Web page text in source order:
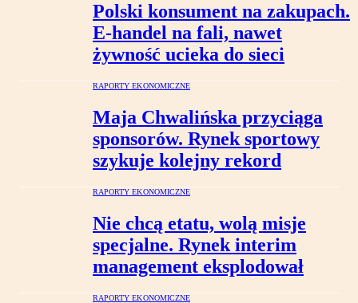
Polski konsument na zakupach.
E-handel na fali, nawet
żywność ucieka do sieci
RAPORTY EKONOMICZNE
Maja Chwalińska przyciąga
sponsorów. Rynek sportowy
szykuje kolejny rekord
RAPORTY EKONOMICZNE
Nie chcą etatu, wolą misje
specjalne. Rynek interim
management eksplodował
RAPORTY EKONOMICZNE